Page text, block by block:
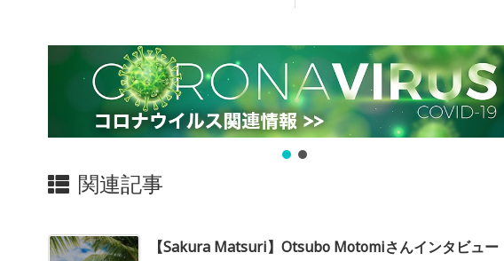
関連記事
【Sakura Matsuri】Otsubo Motomiさんインタビュー